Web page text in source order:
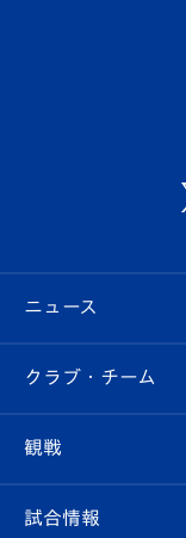
ニュース
すべて
クラブ
クラブ・チーム
観戦
観戦ルール
試合情報